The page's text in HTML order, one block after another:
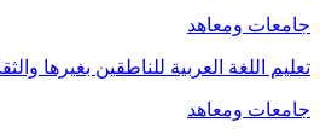
جامعات ومعاهد
تعليم اللغة العربية للناطقين بغيرها
جامعات ومعاهد